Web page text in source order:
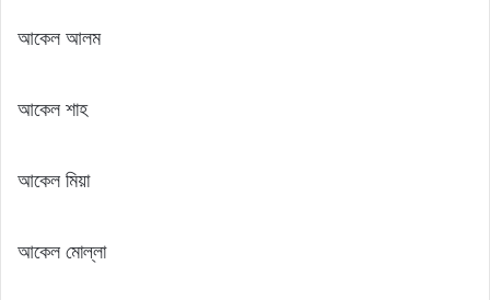
আকেল আলম
আকেল শাহ
আকেল মিয়া
আকেল মোল্লা